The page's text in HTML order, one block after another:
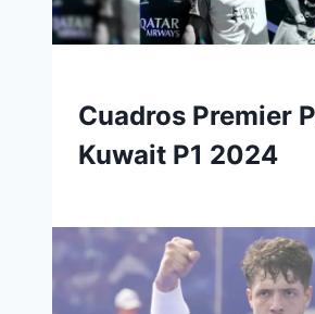
Cuadros Premier
Kuwait P1 2024